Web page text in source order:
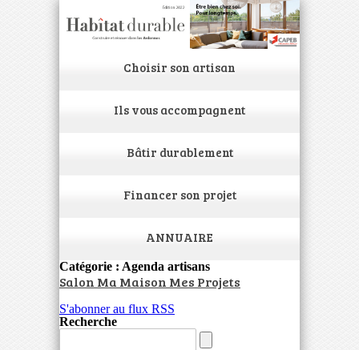
Choisir son artisan
Ils vous accompagnent
Bâtir durablement
Financer son projet
ANNUAIRE
Catégorie : Agenda artisans
Salon Ma Maison Mes Projets
S'abonner au flux RSS
Recherche